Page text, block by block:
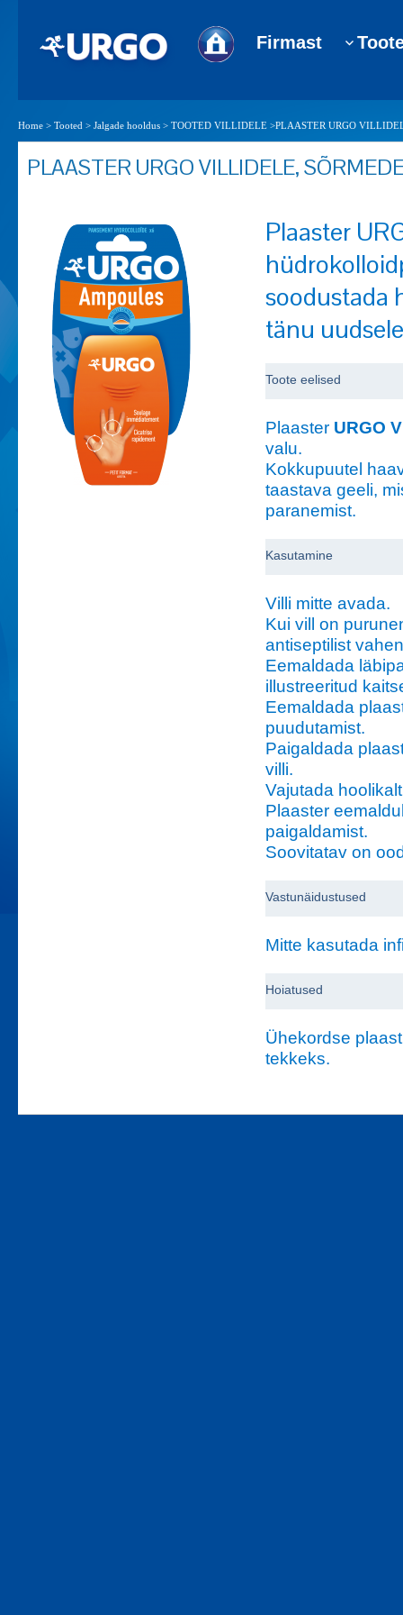
Firmast
Home > Tooted > Jalgade hooldus > TOOTED VILLIDELE >PLAASTER URGO
PLAASTER URGO VILLIDELE,
Plaaster
soodustada
tänu
Toote eelised
Plaaster URGO
valu.
Kokkupuutel
taastava geeli,
paranemist.
Kasutamine
Villi mitte avada.
Kui vill on
antiseptilist
Eemaldada
illustreeritud
Eemaldada
puudutamist.
Paigaldada
villi.
Vajutada
Plaaster
paigaldamist.
Soovitatav on
Vastunäidustused
Mitte kasutada
Hoiatused
Ühekordse
tekkeks.